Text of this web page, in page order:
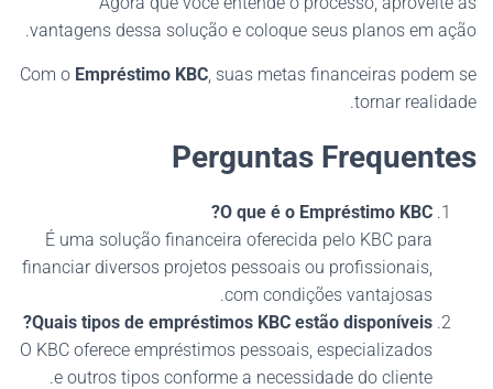
vantagens dessa solução e coloque seus planos em ação.
Com o Empréstimo KBC, suas metas financeiras podem se
tornar realidade.
Perguntas Frequentes
O que é o Empréstimo KBC?
É uma solução financeira oferecida pelo KBC para
financiar diversos projetos pessoais ou profissionais,
com condições vantajosas.
Quais tipos de empréstimos KBC estão disponíveis?
O KBC oferece empréstimos pessoais, especializados
e outros tipos conforme a necessidade do cliente.